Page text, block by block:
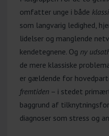
omfatter unge i både
som langvarig ledighed,
lidelser og manglende
kendetegnene. Og ny
de mere klassiske
er gældende for
fremtiden – i stedet
baggrund af
diagnoser som stress og